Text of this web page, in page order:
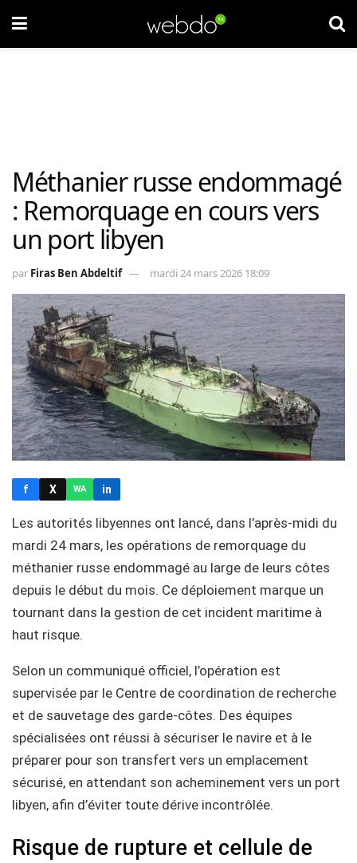
Méthanier russe endommagé
: Remorquage en cours vers
un port libyen
par Firas Ben Abdeltif mardi 24 mars 2026 18:09
f X WA in
Les autorités libyennes ont lancé, dans l’après-midi du
mardi 24 mars, les opérations de remorquage du
méthanier russe endommagé au large de leurs côtes
depuis le début du mois. Ce déploiement marque un
tournant dans la gestion de cet incident maritime à
haut risque.
Selon un communiqué officiel, l’opération est
supervisée par le Centre de coordination de recherche
et de sauvetage des garde-côtes. Des équipes
spécialisées ont réussi à sécuriser le navire et à le
préparer pour son transfert vers un emplacement
sécurisé, en attendant son acheminement vers un port
libyen, afin d’éviter toute dérive incontrôlée.
Risque de rupture et cellule de